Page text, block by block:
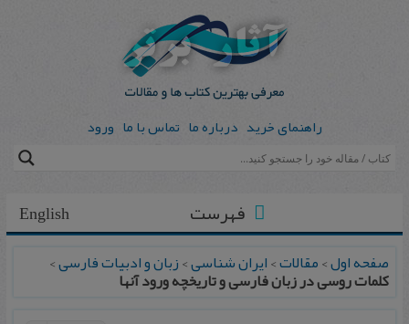
راهنمای خرید درباره ما تماس با ما ورود
English فهرست
صفحه اول>مقالات>ایران شناسی>زبان و ادبیات فارسی>
کلمات روسی در زبان فارسی و تاریخچه ورود آنها